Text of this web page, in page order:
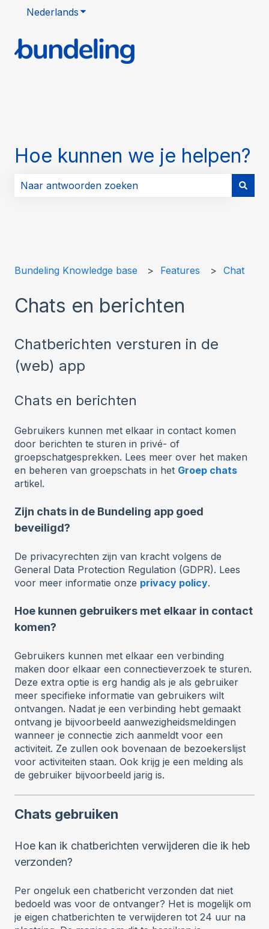
Nederlands Submenu tonen voor vertalingen
Hoe kunnen we je helpen?
Bundeling Knowledge base Features Chat
Chats en berichten
Chatberichten versturen in de
(web) app
Chats en berichten
Gebruikers kunnen met elkaar in contact komen
door berichten te sturen in privé- of
groepschatgesprekken. Lees meer over het maken
en beheren van groepschats in het Groep chats
artikel.
Zijn chats in de Bundeling app goed
beveiligd?
De privacyrechten zijn van kracht volgens de
General Data Protection Regulation (GDPR). Lees
voor meer informatie onze privacy policy.
Hoe kunnen gebruikers met elkaar in contact
komen?
Gebruikers kunnen met elkaar een verbinding
maken door elkaar een connectieverzoek te sturen.
Deze extra optie is erg handig als je als gebruiker
meer specifieke informatie van gebruikers wilt
ontvangen. Nadat je een verbinding hebt gemaakt
ontvang je bijvoorbeeld aanwezigheidsmeldingen
wanneer je connectie zich aanmeldt voor een
activiteit. Ze zullen ook bovenaan de bezoekerslijst
voor activiteiten staan. Ook krijg je een melding als
de gebruiker bijvoorbeeld jarig is.
Chats gebruiken
Hoe kan ik chatberichten verwijderen die ik heb
verzonden?
Per ongeluk een chatbericht verzonden dat niet
bedoeld was voor de ontvanger? Het is mogelijk om
je eigen chatberichten te verwijderen tot 24 uur na